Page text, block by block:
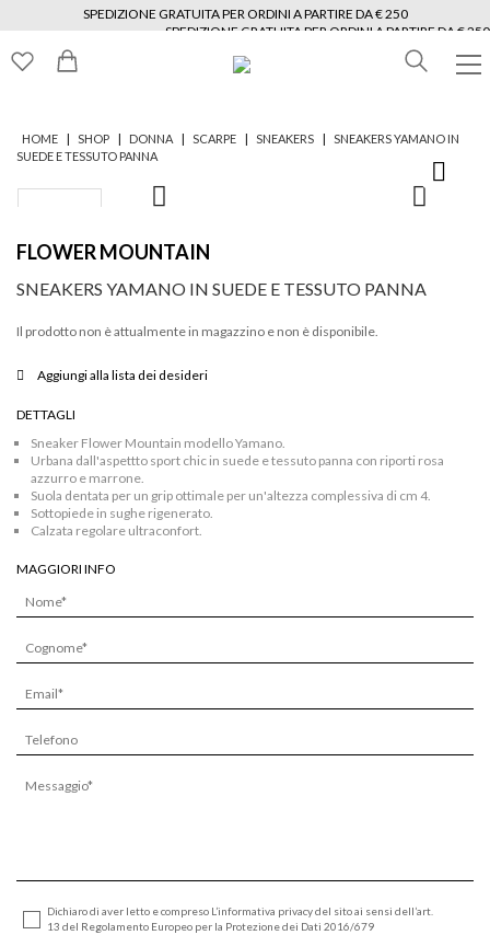
SPEDIZIONE GRATUITA PER ORDINI A PARTIRE DA € 250
SPEDIZIONE GRATUITA PER ORDINI A PARTIRE DA € 250
SPEDIZIONE GRATUITA PER ORDINI A PARTIRE DA € 250
SPEDIZIONE GRATUITA PER ORDINI A PARTIRE DA € 250
HOME | SHOP | DONNA | SCARPE | SNEAKERS |
SNEAKERS YAMANO IN
SUEDE E TESSUTO PANNA
FLOWER MOUNTAIN
SNEAKERS YAMANO IN SUEDE E TESSUTO PANNA
Il prodotto non è attualmente in magazzino e non è disponibile.
Aggiungi alla lista dei desideri
DETTAGLI
Sneaker Flower Mountain modello Yamano.
Urbana dall'aspettto sport chic in suede e tessuto panna con riporti rosa
azzurro e marrone.
Suola dentata per un grip ottimale per un'altezza complessiva di cm 4.
Sottopiede in sughe rigenerato.
Calzata regolare ultraconfort.
MAGGIORI INFO
Dichiaro di aver letto e compreso L’informativa privacy del sito ai sensi dell’art.
13 del Regolamento Europeo per la Protezione dei Dati 2016/679